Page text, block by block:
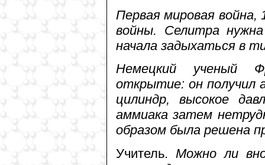
Первая мировая
войны. Селитра
начала задыхаться в
Немецкий ученый
открытие: он получил
цилиндр, высокое
аммиака затем
образом была решена
Учитель. Можно ли